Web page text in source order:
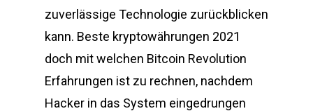
zuverlässige Technologie zurückblicken
kann. Beste kryptowährungen 2021
doch mit welchen Bitcoin Revolution
Erfahrungen ist zu rechnen, nachdem
Hacker in das System eingedrungen